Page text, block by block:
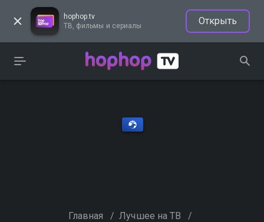
hophop.tv
ТВ, фильмы и сериалы
Открыть
Главная / Лучшее на ТВ /